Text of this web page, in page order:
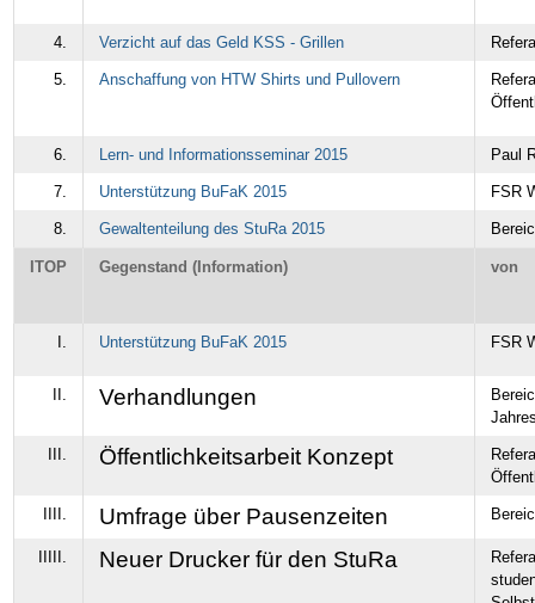
4. Verzicht auf das Geld KSS - Grillen
5. Anschaffung von HTW Shirts und Pullovern
6. Lern- und Informationsseminar 2015 Paul
7. Unterstützung BuFaK 2015 FSR
8. Gewaltenteilung des StuRa 2015
ITOP Gegenstand (Information) von
I. Unterstützung BuFaK 2015 FSR
II. Verhandlungen
III. Öffentlichkeitsarbeit Konzept
IIII. Umfrage über Pausenzeiten
IIIII. Neuer Drucker für den StuRa